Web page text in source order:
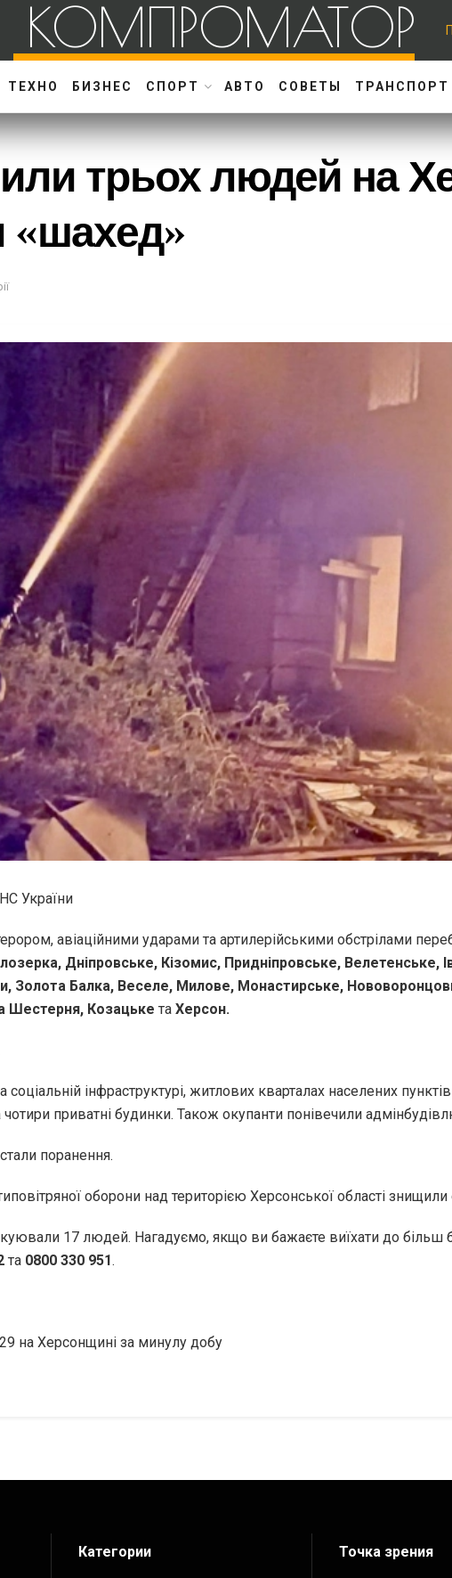
КОМПРОМАТОР
ТЕХНО БИЗНЕС СПОРТ АВТО СОВЕТЫ ТРАНСПОРТ
трьох людей на
«шахед»
України
авіаційними ударами та артилерійськими обстрілами
Дніпровське, Кізомис, Придніпровське, Велетенське,
Золота Балка, Веселе, Милове, Монастирське,
Шестерня, Козацьке та Херсон.
соціальній інфраструктурі, житлових кварталах населених пунктів
приватні будинки. Також окупанти понівечили
поранення.
оборони над територією Херсонської області
17 людей. Нагадуємо, якщо ви бажаєте виїхати до більш
та 0800 330 951.
на Херсонщині за минулу добу
Категории Точка зрения